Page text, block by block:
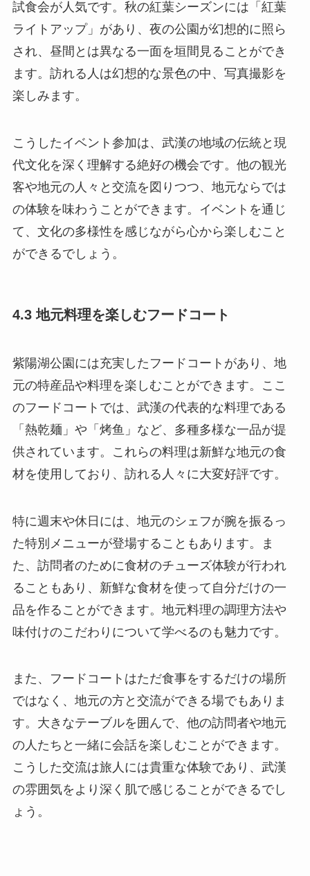
試食会が人気です。秋の紅葉シーズンには「紅葉
ライトアップ」があり、夜の公園が幻想的に照ら
され、昼間とは異なる一面を垣間見ることができ
ます。訪れる人は幻想的な景色の中、写真撮影を
楽しみます。
こうしたイベント参加は、武漢の地域の伝統と現
代文化を深く理解する絶好の機会です。他の観光
客や地元の人々と交流を図りつつ、地元ならでは
の体験を味わうことができます。イベントを通じ
て、文化の多様性を感じながら心から楽しむこと
ができるでしょう。
4.3 地元料理を楽しむフードコート
紫陽湖公園には充実したフードコートがあり、地
元の特産品や料理を楽しむことができます。ここ
のフードコートでは、武漢の代表的な料理である
「熱乾麺」や「烤鱼」など、多種多様な一品が提
供されています。これらの料理は新鮮な地元の食
材を使用しており、訪れる人々に大変好評です。
特に週末や休日には、地元のシェフが腕を振るっ
た特別メニューが登場することもあります。ま
た、訪問者のために食材のチューズ体験が行われ
ることもあり、新鮮な食材を使って自分だけの一
品を作ることができます。地元料理の調理方法や
味付けのこだわりについて学べるのも魅力です。
また、フードコートはただ食事をするだけの場所
ではなく、地元の方と交流ができる場でもありま
す。大きなテーブルを囲んで、他の訪問者や地元
の人たちと一緒に会話を楽しむことができます。
こうした交流は旅人には貴重な体験であり、武漢
の雰囲気をより深く肌で感じることができるでし
ょう。